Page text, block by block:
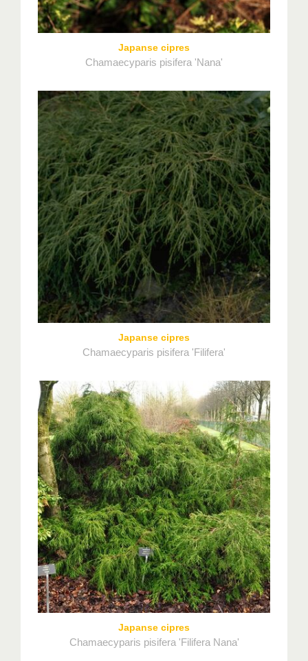
Japanse cipres
Chamaecyparis pisifera 'Nana'
Japanse cipres
Chamaecyparis pisifera 'Filifera'
Japanse cipres
Chamaecyparis pisifera 'Filifera Nana'